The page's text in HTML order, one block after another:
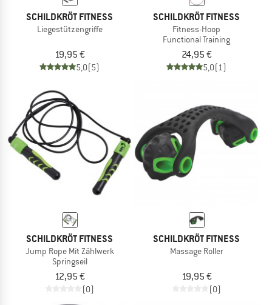
SCHILDKRÖT FITNESS
Liegestützengriffe
19,95 €
5,0(5)
SCHILDKRÖT FITNESS
Fitness-Hoop
Functional Training
24,95 €
5,0(1)
SCHILDKRÖT FITNESS
Jump Rope Mit Zählwerk
Springseil
12,95 €
(0)
SCHILDKRÖT FITNESS
Massage Roller
19,95 €
(0)